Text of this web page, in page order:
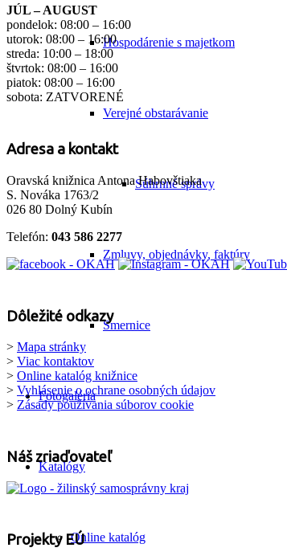
Hospodárenie s majetkom
Verejné obstarávanie
Súhrnné správy
Zmluvy, objednávky, faktúry
Smernice
Fotogaléria
Katalógy
Online katalóg
JÚL – AUGUST
pondelok: 08:00 – 16:00
utorok: 08:00 – 16:00
streda: 10:00 – 18:00
štvrtok: 08:00 – 16:00
piatok: 08:00 – 16:00
sobota: ZATVORENÉ
Adresa a kontakt
Oravská knižnica Antona Habovštiaka
S. Nováka 1763/2
026 80 Dolný Kubín
Telefón: 043 586 2277
Dôležité odkazy
> Mapa stránky
> Viac kontaktov
> Online katalóg knižnice
> Vyhlásenie o ochrane osobných údajov
> Zásady používania súborov cookie
Náš zriaďovateľ
Projekty EÚ